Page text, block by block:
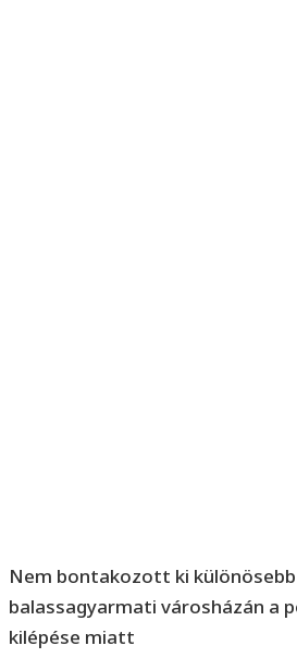
Nem bontakozott ki
balassagyarmati városházán a
kilépése miatt